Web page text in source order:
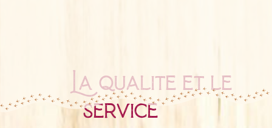
La qualité et le
service